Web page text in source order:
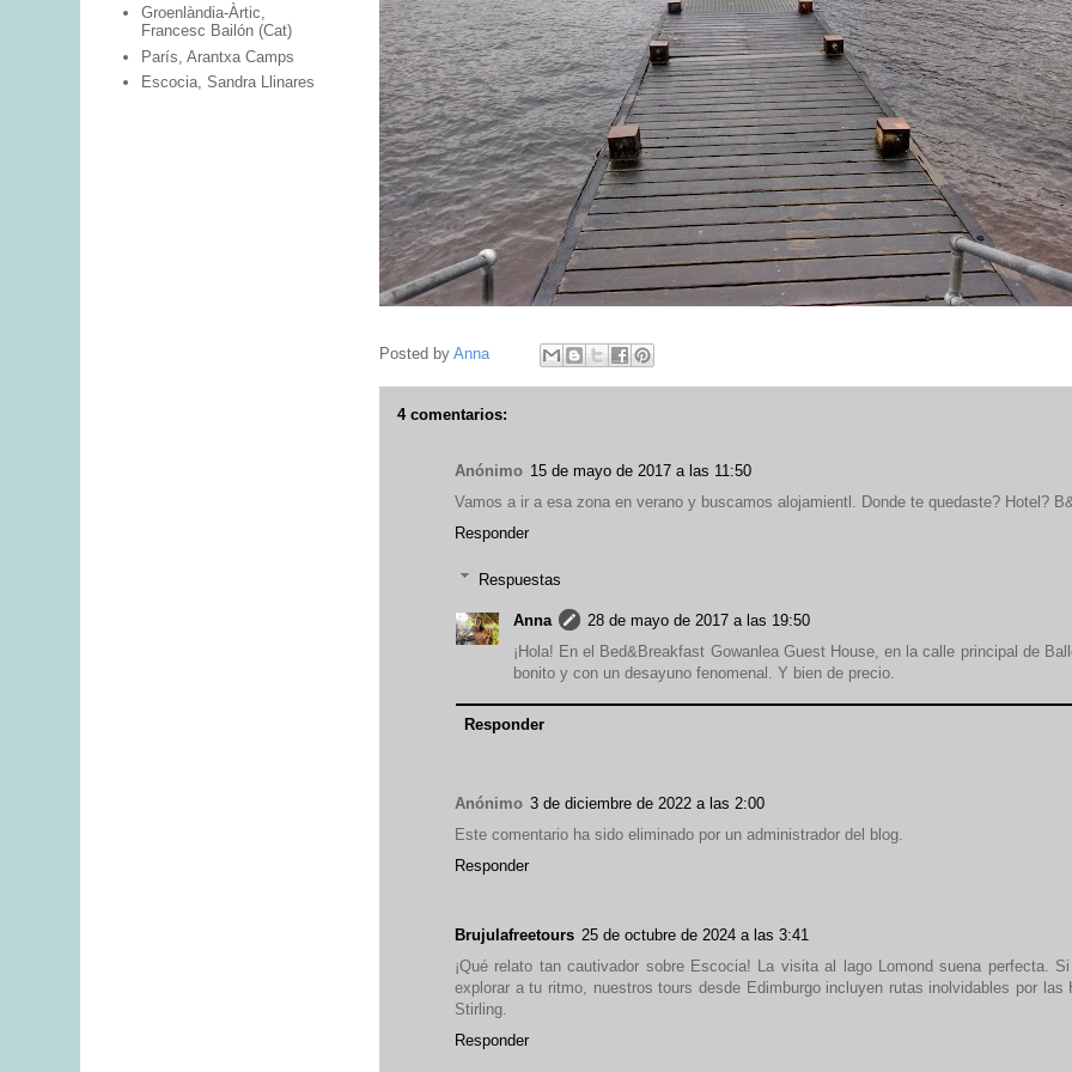
Posted by Anna
4 comentarios:
Anónimo 15 de mayo de 2017 a las 11:50
Vamos a ir a esa zona en verano y buscamos alojamientl. Donde te quedaste? Hotel?
Responder
Respuestas
Anna
28 de mayo de 2017 a las 19:50
¡Hola! En el Bed&Breakfast Gowanlea Guest House, en la calle principal de
bonito y con un desayuno fenomenal. Y bien de precio.
Responder
Anónimo 3 de diciembre de 2022 a las 2:00
Este comentario ha sido eliminado por un administrador del blog.
Responder
Brujulafreetours 25 de octubre de 2024 a las 3:41
¡Qué relato tan cautivador sobre Escocia! La visita al lago Lomond suena perfecta.
explorar a tu ritmo, nuestros tours desde Edimburgo incluyen rutas inolvidables por las
Stirling.
Responder
Groenlàndia-Àrtic,
Francesc Bailón (Cat)
París, Arantxa Camps
Escocia, Sandra Llinares